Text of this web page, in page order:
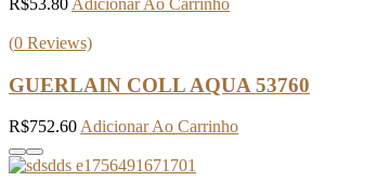
(0 Reviews)
GUERLAIN COLL AQUA 53760
R$752.60 Adicionar Ao Carrinho